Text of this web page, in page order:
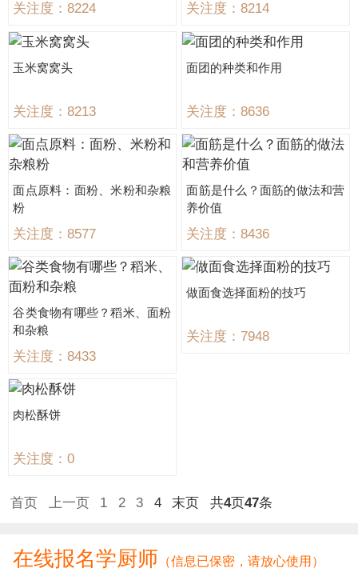
关注度：8224 关注度：8214
玉米窝窝头
关注度：8213
面团的种类和作用
关注度：8636
面点原料：面粉、米粉和杂粮
粉
关注度：8577
面筋是什么？面筋的做法和营
养价值
关注度：8436
谷类食物有哪些？稻米、面粉
和杂粮
关注度：8433
做面食选择面粉的技巧
关注度：7948
肉松酥饼
关注度：0
共4页47条
首页 上一页 1 2 3 4 末页
在线报名学厨师 （信息已保密，请放心使用）